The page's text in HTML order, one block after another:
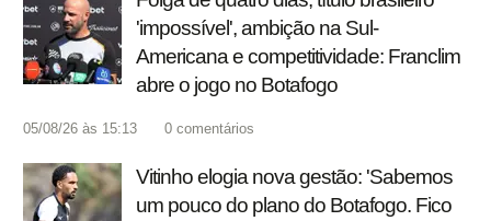
'impossível', ambição na Sul-
Americana e competitividade: Franclim
abre o jogo no Botafogo
05/08/26 às 15:13 0 comentários
Vitinho elogia nova gestão: 'Sabemos
um pouco do plano do Botafogo. Fico